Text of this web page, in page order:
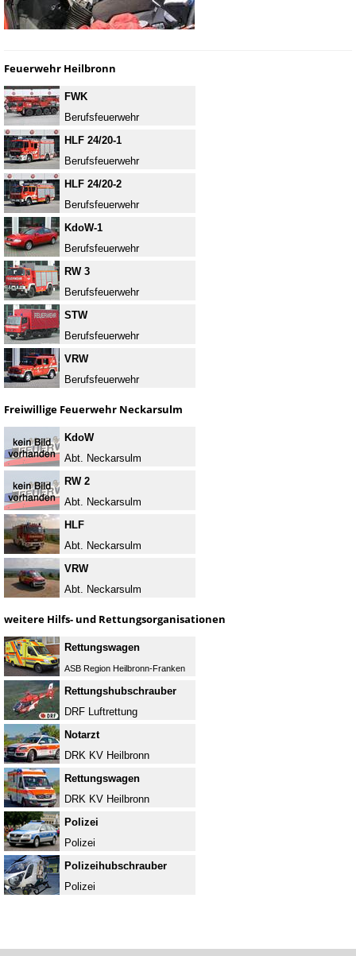
Feuerwehr Heilbronn
FWK
Berufsfeuerwehr
HLF 24/20-1
Berufsfeuerwehr
HLF 24/20-2
Berufsfeuerwehr
KdoW-1
Berufsfeuerwehr
RW 3
Berufsfeuerwehr
STW
Berufsfeuerwehr
VRW
Berufsfeuerwehr
Freiwillige Feuerwehr Neckarsulm
KdoW
Abt. Neckarsulm
RW 2
Abt. Neckarsulm
HLF
Abt. Neckarsulm
VRW
Abt. Neckarsulm
weitere Hilfs- und Rettungsorganisationen
Rettungswagen
ASB Region Heilbronn-Franken
Rettungshubschrauber
DRF Luftrettung
Notarzt
DRK KV Heilbronn
Rettungswagen
DRK KV Heilbronn
Polizei
Polizei
Polizeihubschrauber
Polizei